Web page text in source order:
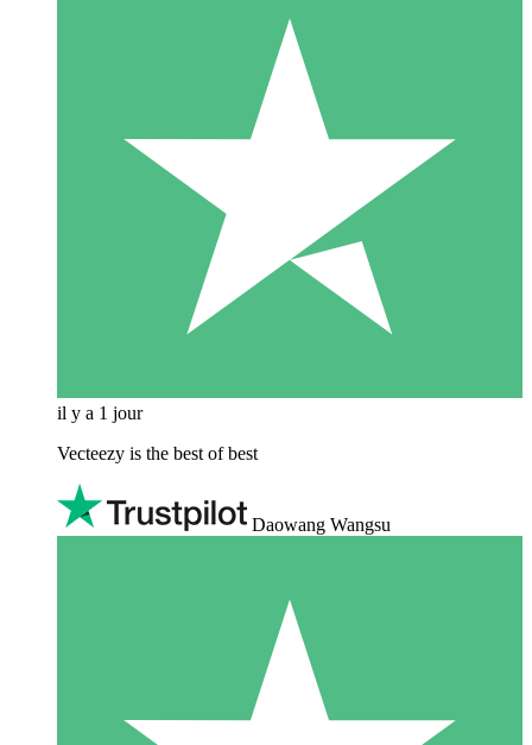
il y a 1 jour
Vecteezy is the best of best
Daowang Wangsu